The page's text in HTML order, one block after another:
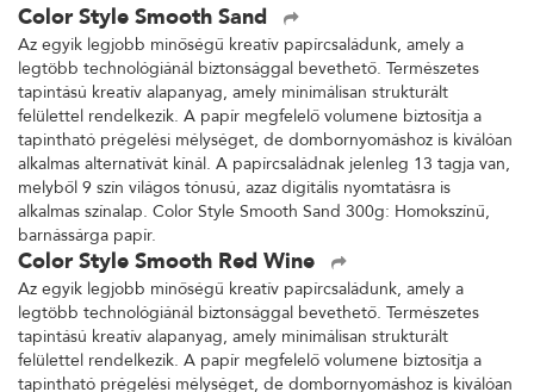
Color Style Smooth Sand
Az egyik legjobb minőségű kreatív papírcsaládunk, amely a
legtöbb technológiánál biztonsággal bevethető. Természetes
tapintású kreatív alapanyag, amely minimálisan strukturált
felülettel rendelkezik. A papír megfelelő volumene biztosítja a
tapintható prégelési mélységet, de dombornyomáshoz is kiválóan
alkalmas alternatívát kínál. A papírcsaládnak jelenleg 13 tagja van,
melyből 9 szín világos tónusú, azaz digitális nyomtatásra is
alkalmas színalap. Color Style Smooth Sand 300g: Homokszínű,
barnássárga papír.
Color Style Smooth Red Wine
Az egyik legjobb minőségű kreatív papírcsaládunk, amely a
legtöbb technológiánál biztonsággal bevethető. Természetes
tapintású kreatív alapanyag, amely minimálisan strukturált
felülettel rendelkezik. A papír megfelelő volumene biztosítja a
tapintható prégelési mélységet, de dombornyomáshoz is kiválóan